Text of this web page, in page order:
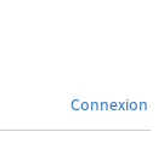
Connexion